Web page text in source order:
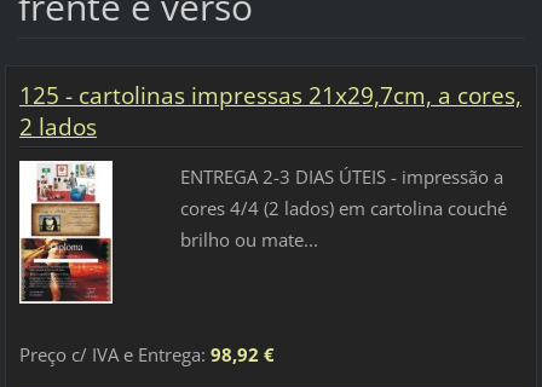
125 - cartolinas impressas 21x29,7cm, a cores,
2 lados
ENTREGA 2-3 DIAS ÚTEIS - impressão a
cores 4/4 (2 lados) em cartolina couché
brilho ou mate...
Preço c/ IVA e Entrega: 98,92 €